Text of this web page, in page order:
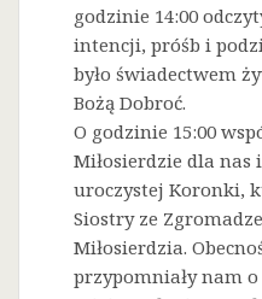
godzinie 14:00
intencji, próśb i
było świadectwem
Bożą Dobroć.
O godzinie 15:00
Miłosierdzie dla nas
uroczystej Koronki,
Siostry ze
Miłosierdzia.
przypomniały nam